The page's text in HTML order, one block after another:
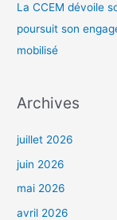
La CCEM dévoile
poursuit son
mobilisé
Archives
juillet 2026
juin 2026
mai 2026
avril 2026